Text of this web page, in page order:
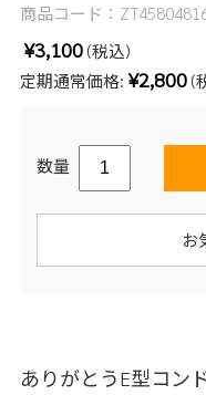
商品コード：
¥3,100 (税込)
定期通常価格: ¥2,800 (
数量
お
ありがとうE型コン